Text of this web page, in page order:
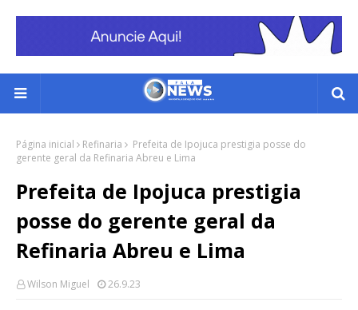
Página inicial Refinaria
Prefeita de Ipojuca prestigia posse do
gerente geral da Refinaria Abreu e Lima
Prefeita de Ipojuca prestigia
posse do gerente geral da
Refinaria Abreu e Lima
Wilson Miguel 26.9.23